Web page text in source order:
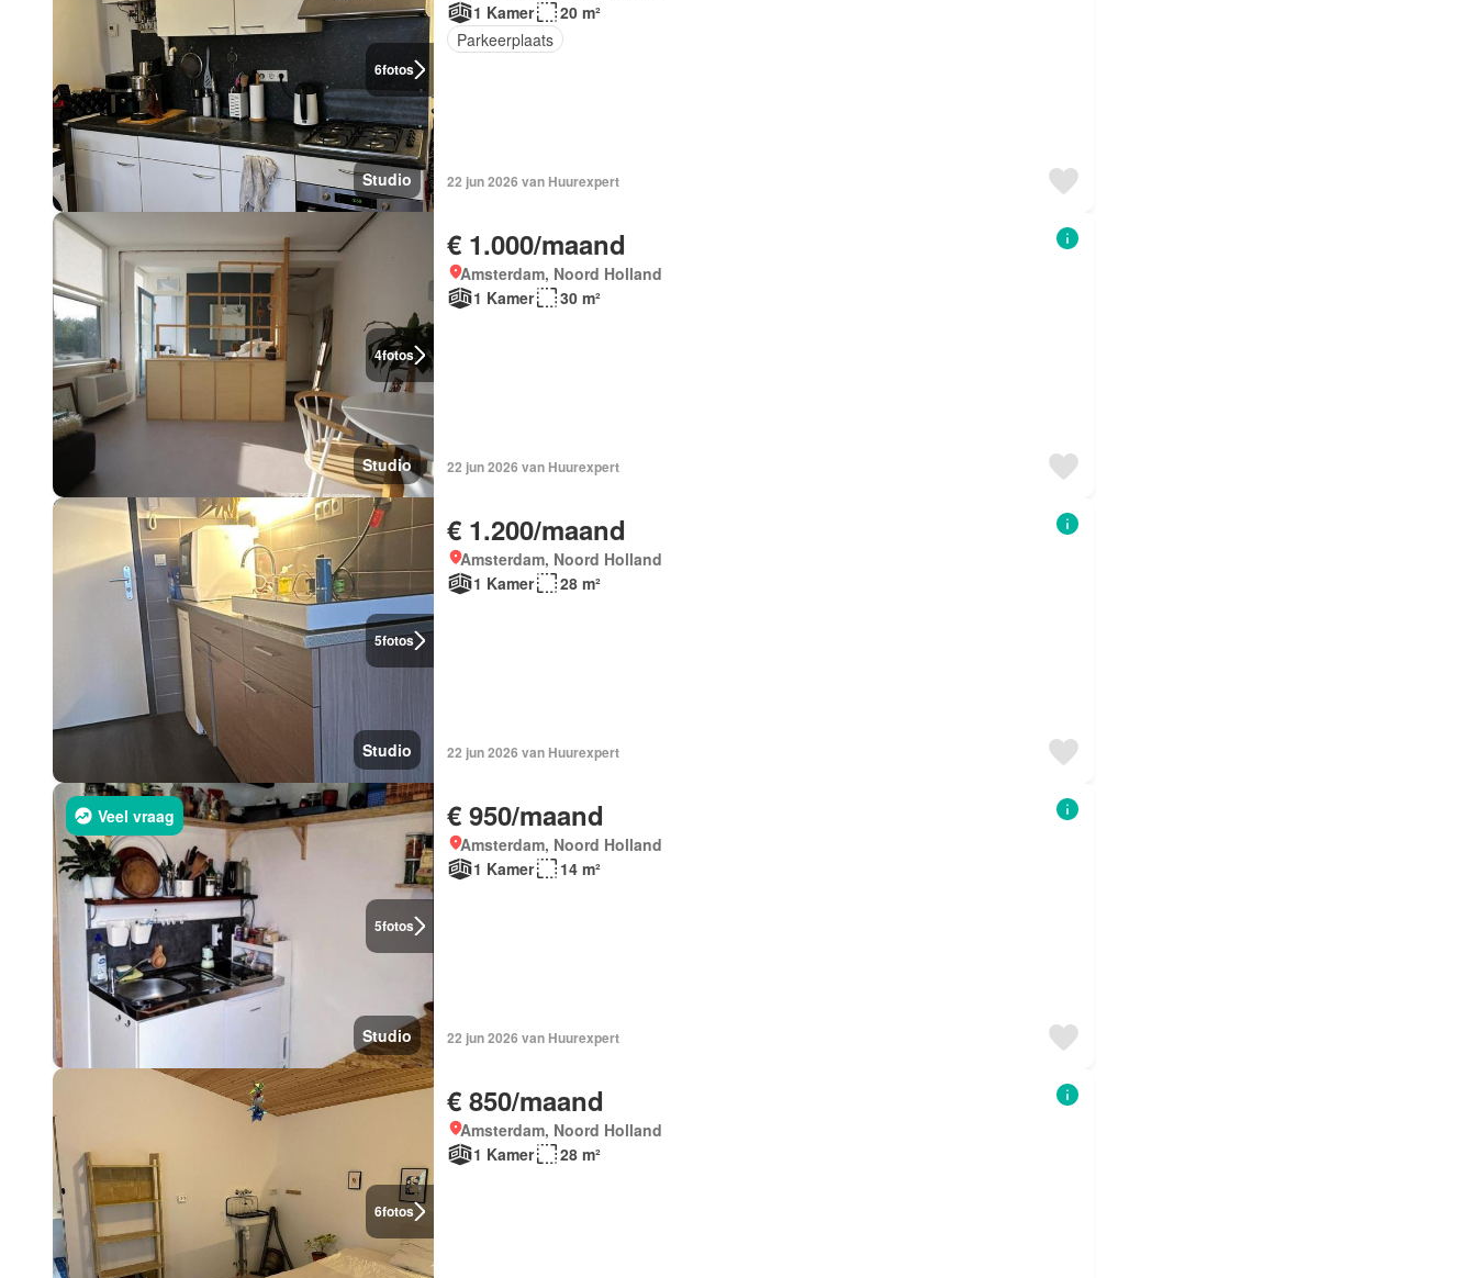
6fotos
Studio
1 Kamer
20 m²
Parkeerplaats
22 jun 2026 van Huurexpert
4fotos
Studio
€ 1.000/maand
Amsterdam, Noord Holland
1 Kamer
30 m²
22 jun 2026 van Huurexpert
5fotos
Studio
€ 1.200/maand
Amsterdam, Noord Holland
1 Kamer
28 m²
22 jun 2026 van Huurexpert
5fotos
Veel vraag
Studio
€ 950/maand
Amsterdam, Noord Holland
1 Kamer
14 m²
22 jun 2026 van Huurexpert
6fotos
€ 850/maand
Amsterdam, Noord Holland
1 Kamer
28 m²